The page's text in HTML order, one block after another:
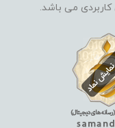
کاربردی می باشد.